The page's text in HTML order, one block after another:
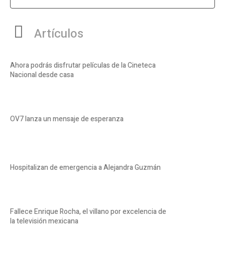
Artículos
Ahora podrás disfrutar películas de la Cineteca
Nacional desde casa
OV7 lanza un mensaje de esperanza
Hospitalizan de emergencia a Alejandra Guzmán
Fallece Enrique Rocha, el villano por excelencia de
la televisión mexicana